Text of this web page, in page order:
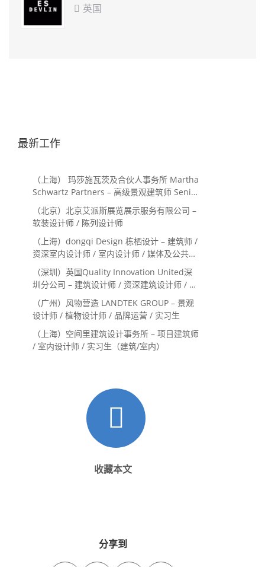
 英国
最新工作
（上海） 玛莎施瓦茨及合伙人事务所 Martha
Schwartz Partners – 高级景观建筑师 Senior
Landscape Designer / 景观建筑师
Landscape Designer
（北京）北京艾派斯展览展示服务有限公司 –
软装设计师 / 陈列设计师
（上海）dongqi Design 栋栖设计 – 建筑师 /
资深室内设计师 / 室内设计师 / 媒体及公共关
系主管 / 设计实习生（常年招聘）
（深圳）英国Quality Innovation United深
圳分公司 – 建筑设计师 / 资深建筑设计师 / 室
内设计师 / 设计实习生
（广州）风物营造 LANDTEK GROUP – 景观
设计师 / 植物设计师 / 品牌运营 / 实习生
（上海）空间里建筑设计事务所 – 项目建筑师
/ 室内设计师 / 实习生（建筑/室内）
收藏本文
分享到